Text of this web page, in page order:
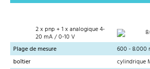
2 x pnp + 1 x analogique 4-
20 mA / 0-10 V
Plage de mesure
600 - 8.000
boîtier
cylindrique